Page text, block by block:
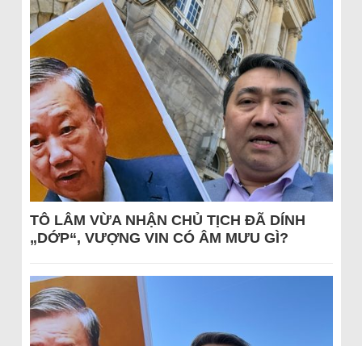
TÔ LÂM VỪA NHẬN CHỦ TỊCH ĐÃ DÍNH
„DỚP“, VƯỢNG VIN CÓ ÂM MƯU GÌ?